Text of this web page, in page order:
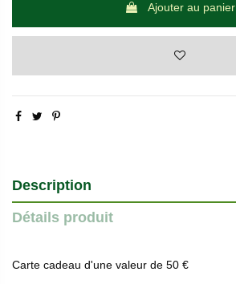
Ajouter au panier
Description
Détails produit
Carte cadeau d'une valeur de 50 €